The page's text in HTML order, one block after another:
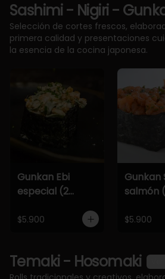
Sashimi - Nigiri -
Selección de cortes frescos,
primera calidad y presentaciones
la esencia de la cocina japonesa.
Gunkan Ebi
especial (2
$5.900
Gunkan
salmón
$5.900
Temaki - Hosomaki